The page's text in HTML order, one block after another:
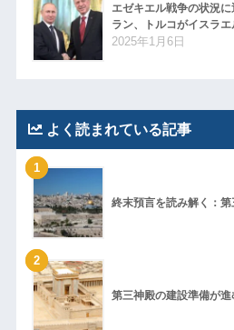
エゼキエル戦争の状況
ラン、トルコがイスラ
2025年1月6日
よく読まれている記事
1
終末預言を読み解く：
2
第三神殿の建設準備が進